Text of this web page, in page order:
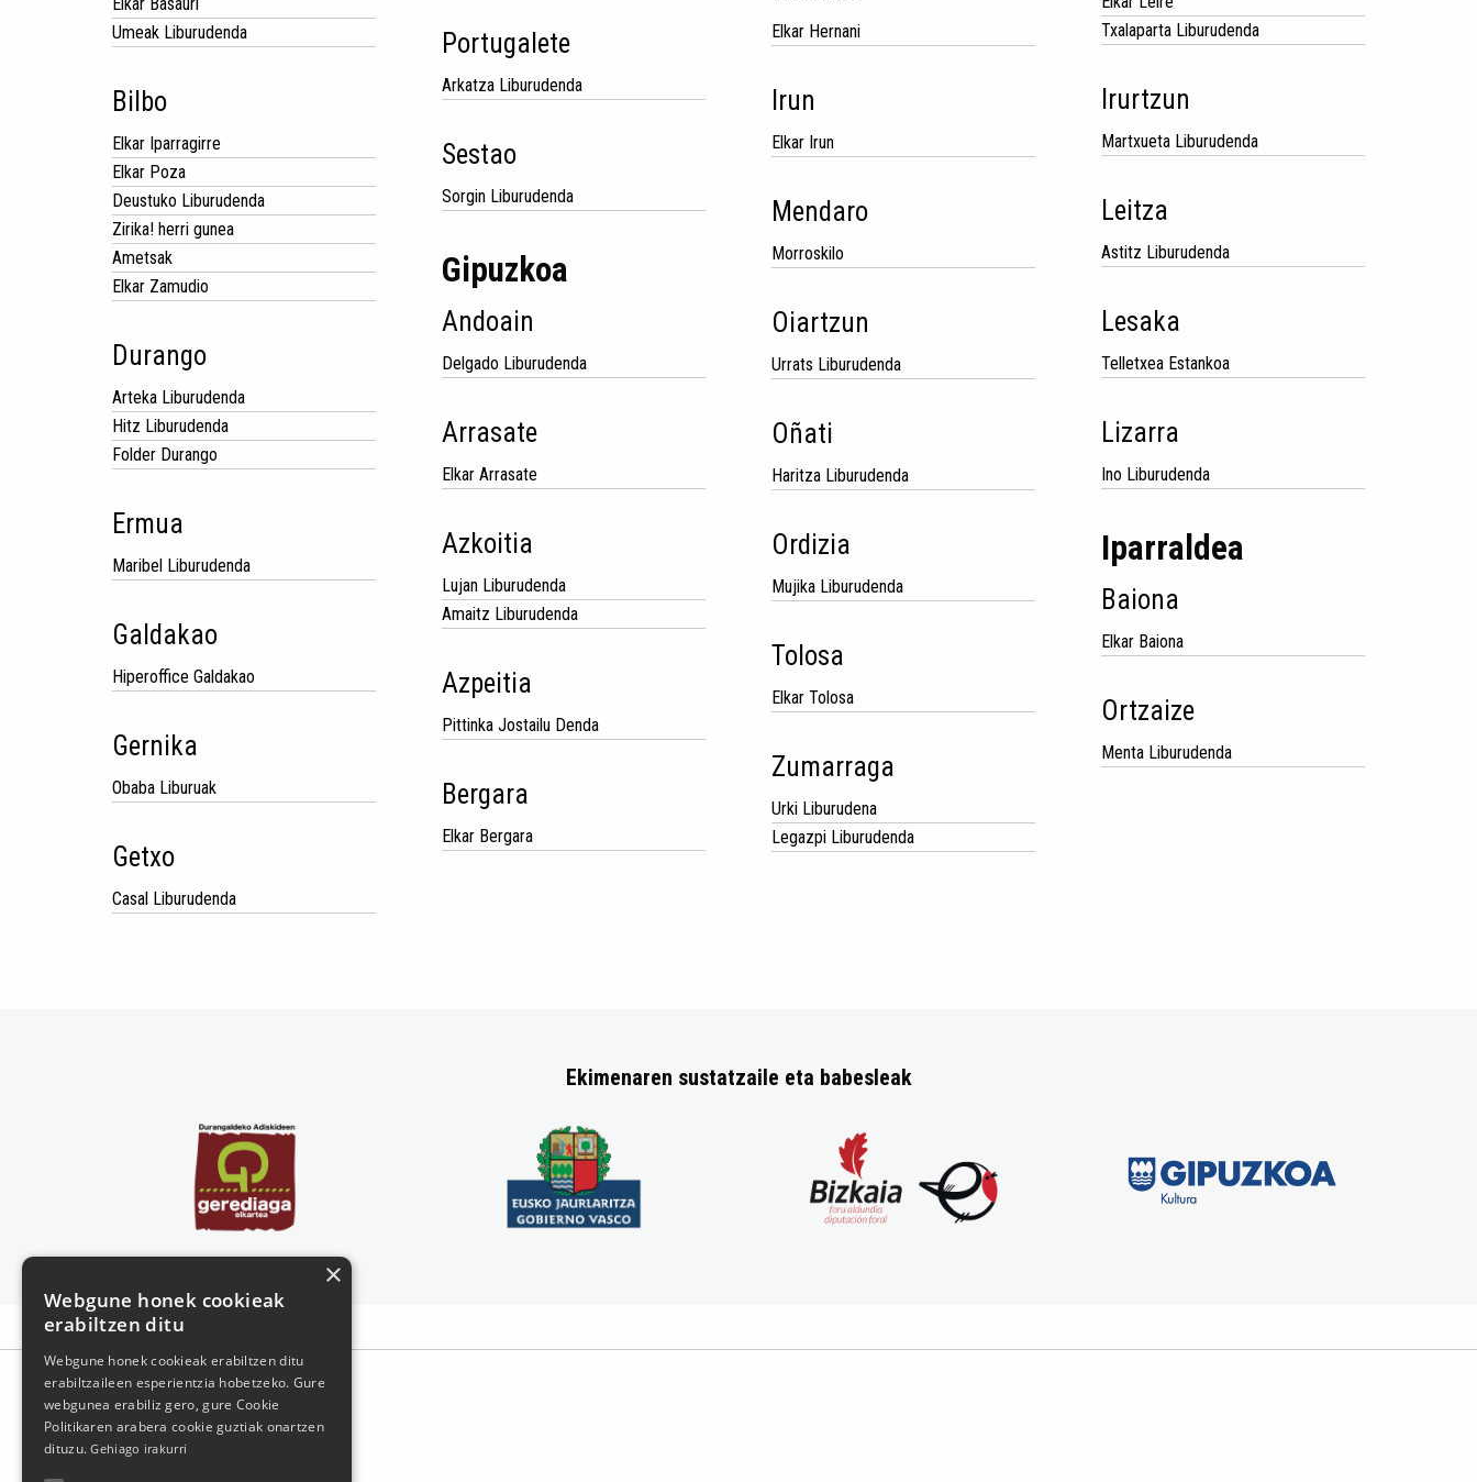
Umeak Liburudenda
Bilbo
Elkar Iparragirre
Elkar Poza
Deustuko Liburudenda
Zirika! herri gunea
Ametsak
Elkar Zamudio
Durango
Arteka Liburudenda
Hitz Liburudenda
Folder Durango
Ermua
Maribel Liburudenda
Galdakao
Hiperoffice Galdakao
Gernika
Obaba Liburuak
Getxo
Casal Liburudenda
Portugalete
Arkatza Liburudenda
Sestao
Sorgin Liburudenda
Gipuzkoa
Andoain
Delgado Liburudenda
Arrasate
Elkar Arrasate
Azkoitia
Lujan Liburudenda
Amaitz Liburudenda
Azpeitia
Pittinka Jostailu Denda
Bergara
Elkar Bergara
Elkar Hernani
Irun
Elkar Irun
Mendaro
Morroskilo
Oiartzun
Urrats Liburudenda
Oñati
Haritza Liburudenda
Ordizia
Mujika Liburudenda
Tolosa
Elkar Tolosa
Zumarraga
Urki Liburudena
Legazpi Liburudenda
Txalaparta Liburudenda
Irurtzun
Martxueta Liburudenda
Leitza
Astitz Liburudenda
Lesaka
Telletxea Estankoa
Lizarra
Ino Liburudenda
Iparraldea
Baiona
Elkar Baiona
Ortzaize
Menta Liburudenda
Ekimenaren sustatzaile eta babesleak
×
Webgune honek cookieak
erabiltzen ditu
Webgune honek cookieak erabiltzen ditu
erabiltzaileen esperientzia hobetzeko. Gure
webgunea erabiliz gero, gure Cookie
Politikaren arabera cookie guztiak onartzen
dituzu.Gehiago irakurri